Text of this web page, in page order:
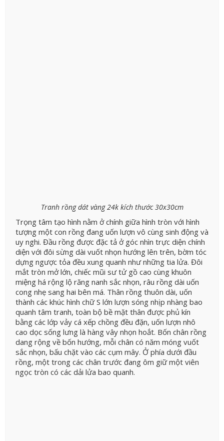
Tranh rồng dát vàng 24k kích thước 30x30cm
Trọng tâm tạo hình nằm ở chính giữa hình tròn với hình
tượng một con rồng đang uốn lượn vô cùng sinh động và
uy nghi. Đầu rồng được đặc tả ở góc nhìn trực diện chính
diện với đôi sừng dài vuốt nhọn hướng lên trên, bờm tóc
dựng ngược tỏa đều xung quanh như những tia lửa. Đôi
mắt tròn mở lớn, chiếc mũi sư tử gồ cao cùng khuôn
miệng há rộng lộ răng nanh sắc nhọn, râu rồng dài uốn
cong nhẹ sang hai bên má. Thân rồng thuôn dài, uốn
thành các khúc hình chữ S lớn lượn sóng nhịp nhàng bao
quanh tâm tranh, toàn bộ bề mặt thân được phủ kín
bằng các lớp vảy cá xếp chồng đều đặn, uốn lượn nhô
cao dọc sống lưng là hàng vây nhọn hoắt. Bốn chân rồng
dang rộng về bốn hướng, mỗi chân có năm móng vuốt
sắc nhọn, bấu chặt vào các cụm mây. Ở phía dưới đầu
rồng, một trong các chân trước đang ôm giữ một viên
ngọc tròn có các dải lửa bao quanh.